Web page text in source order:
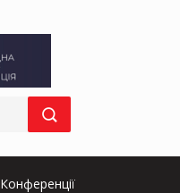
Конференції